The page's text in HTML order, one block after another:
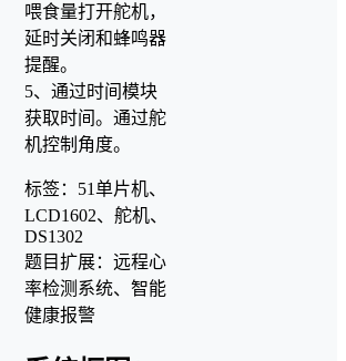
喂食量打开舵机，
延时关闭和蜂鸣器
提醒。
5、通过时间模块
获取时间。通过舵
机控制角度。
标签：51单片机、
LCD1602、舵机、
DS1302
题目扩展：远程心
率检测系统、智能
健康报警